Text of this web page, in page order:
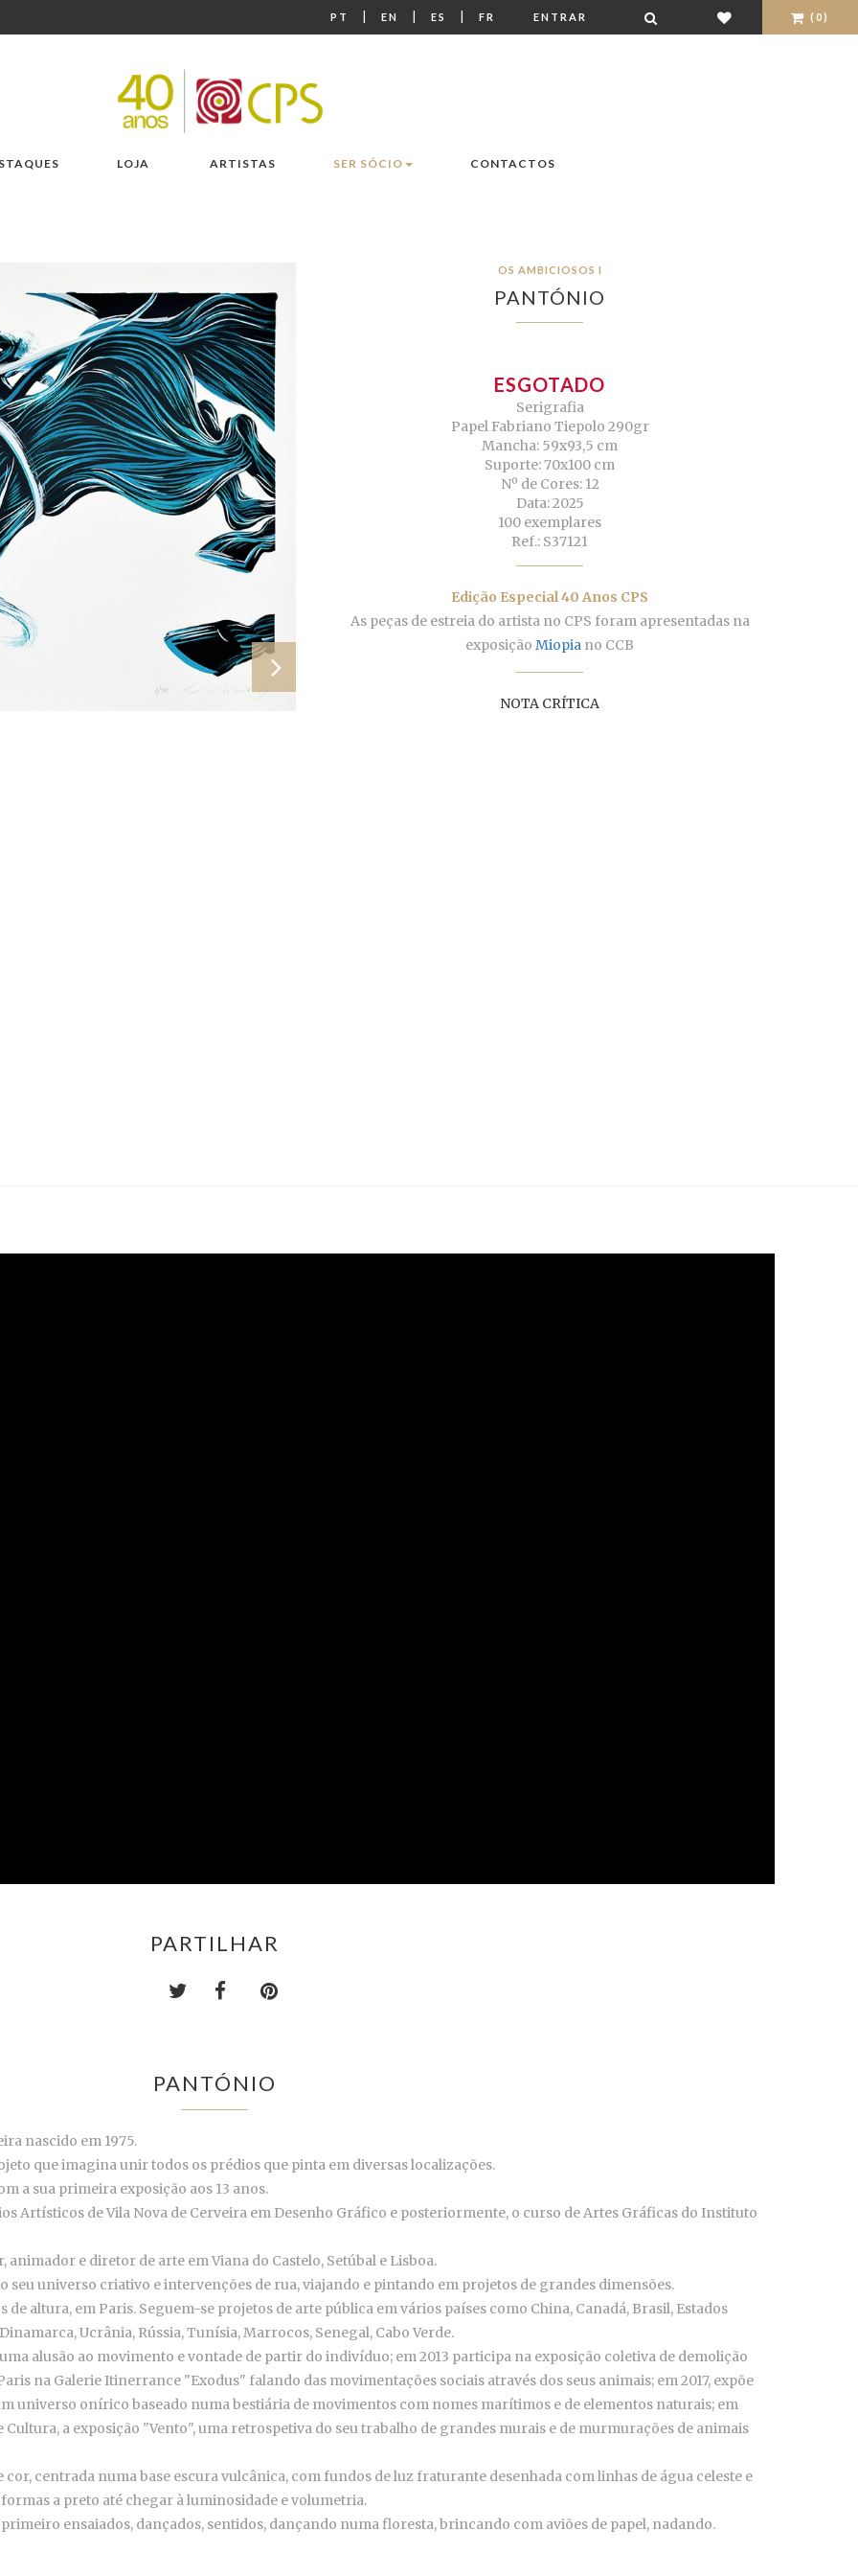
PT | EN | ES | FR ENTRAR (0)
LOJA ARTISTAS SER SÓCIO CONTACTOS
OS AMBICIOSOS I
PANTÓNIO
ESGOTADO
Serigrafia
Papel Fabriano Tiepolo 290gr
Mancha: 59x93,5 cm
Suporte: 70x100 cm
Nº de Cores: 12
Data: 2025
100 exemplares
Ref.: S37121
Edição Especial 40 Anos CPS
As peças de estreia do artista no CPS foram apresentadas na
exposição Miopia no CCB
NOTA CRÍTICA
PARTILHAR
PANTÓNIO
nascido em 1975.
que imagina unir todos os prédios que pinta em diversas localizações.
a sua primeira exposição aos 13 anos.
Artísticos de Vila Nova de Cerveira em Desenho Gráfico e posteriormente, o curso de Artes Gráficas do Instituto
e diretor de arte em Viana do Castelo, Setúbal e Lisboa.
seu universo criativo e intervenções de rua, viajando e pintando em projetos de grandes dimensões.
de altura, em Paris. Seguem-se projetos de arte pública em vários países como China, Canadá, Brasil, Estados
Ucrânia, Rússia, Tunísia, Marrocos, Senegal, Cabo Verde.
alusão ao movimento e vontade de partir do indivíduo; em 2013 participa na exposição coletiva de demolição
na Galerie Itinerrance "Exodus" falando das movimentações sociais através dos seus animais; em 2017, expõe
universo onírico baseado numa bestiária de movimentos com nomes marítimos e de elementos naturais; em
a exposição "Vento", uma retrospetiva do seu trabalho de grandes murais e de murmurações de animais
centrada numa base escura vulcânica, com fundos de luz fraturante desenhada com linhas de água celeste e
a preto até chegar à luminosidade e volumetria.
ensaiados, dançados, sentidos, dançando numa floresta, brincando com aviões de papel, nadando.